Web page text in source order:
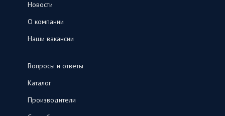
Новости
О компании
Наши вакансии
Вопросы и ответы
Каталог
Производители